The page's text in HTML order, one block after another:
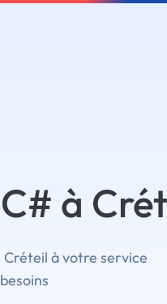
à
Créteil à votre service